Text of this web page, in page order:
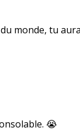
monde, tu
😭